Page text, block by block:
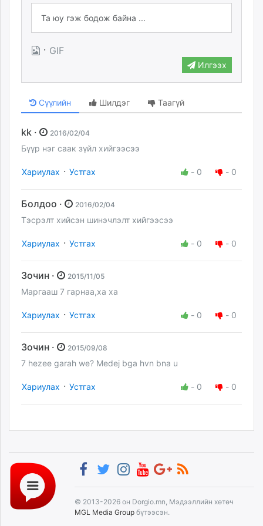
· GIF
Илгээх
Сүүлийн Шилдэг Таагүй
kk · 2016/02/04
Бүүр нэг саак зүйл хийгээсээ
Хариулах · Устгах - 0 - 0
Болдоо · 2016/02/04
Тэсрэлт хийсэн шинэчлэлт хийгээсээ
Хариулах · Устгах - 0 - 0
Зочин · 2015/11/05
Маргааш 7 гарнаа,ха ха
Хариулах · Устгах - 0 - 0
Зочин · 2015/09/08
7 hezee garah we? Medej bga hvn bna u
Хариулах · Устгах - 0 - 0
© 2013-2026 он Dorgio.mn, Мэдээллийн хөтөч
MGL Media Group бүтээсэн.